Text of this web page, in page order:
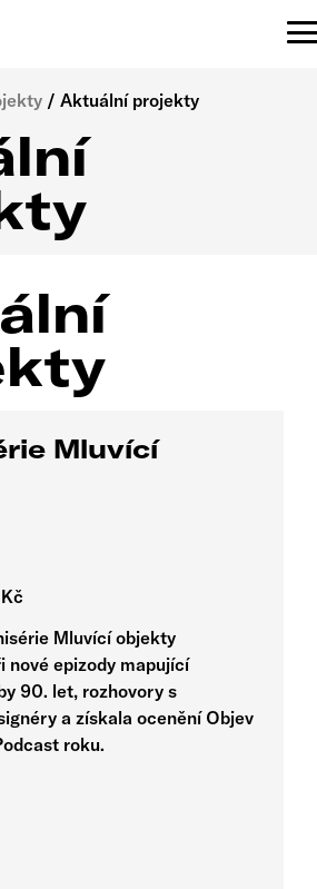
/Aktuální projekty
Mluvící
Mluvící objekty
nové epizody mapující
90. let, rozhovory s
a získala ocenění Objev
roku.